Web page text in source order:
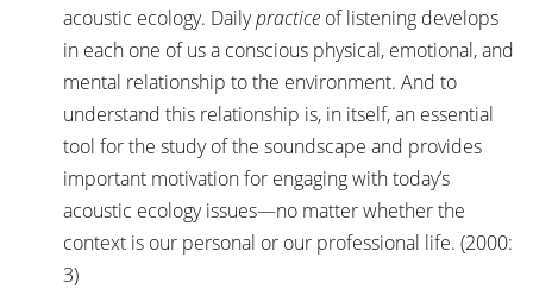
acoustic ecology. Dailypractice of listening develops
in each one of us a conscious physical, emotional, and
mental relationship to the environment. And to
understand this relationship is, in itself, an essential
tool for the study of the soundscape and provides
important motivation for engaging with today’s
acoustic ecology issues—no matter whether the
context is our personal or our professional life. (2000:
3)